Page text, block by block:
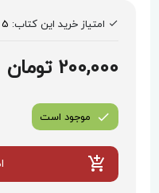
امتیاز خرید این کتاب: 5
200,000 تومان
موجود است